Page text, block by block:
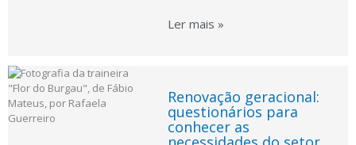
Ler mais »
Renovação geracional:
questionários para
conhecer as